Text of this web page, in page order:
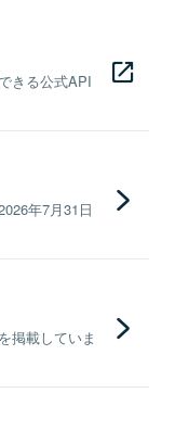
きる公式API
年7月31日
掲載していま